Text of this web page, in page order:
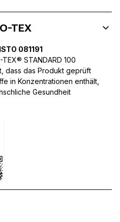
TEX
081191
STANDARD 100
dass das Produkt geprüft
in Konzentrationen enthält,
Gesundheit